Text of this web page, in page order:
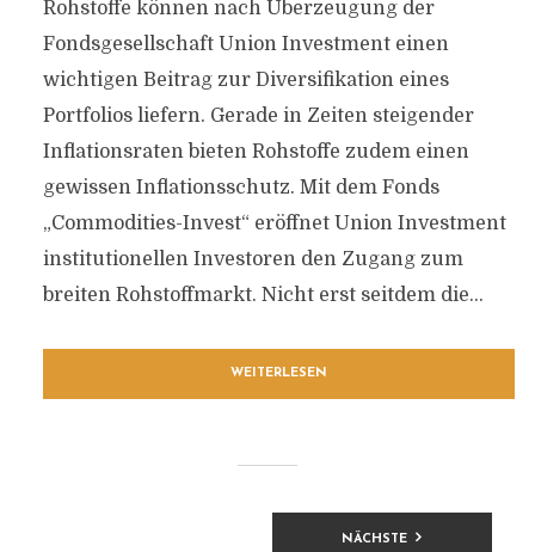
Rohstoffe können nach Überzeugung der
Fondsgesellschaft Union Investment einen
wichtigen Beitrag zur Diversifikation eines
Portfolios liefern. Gerade in Zeiten steigender
Inflationsraten bieten Rohstoffe zudem einen
gewissen Inflationsschutz. Mit dem Fonds
„Commodities-Invest“ eröffnet Union Investment
institutionellen Investoren den Zugang zum
breiten Rohstoffmarkt. Nicht erst seitdem die...
WEITERLESEN
BEITRAGSNAVIGATIONNÄCHSTE